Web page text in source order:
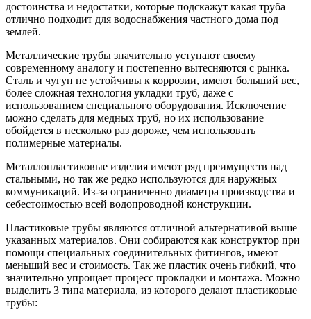
достоинства и недостатки, которые подскажут какая труба
отлично подходит для водоснабжения частного дома под
землей.
Металлические трубы значительно уступают своему
современному аналогу и постепенно вытесняются с рынка.
Сталь и чугун не устойчивы к коррозии, имеют больший вес,
более сложная технология укладки труб, даже с
использованием специального оборудования. Исключение
можно сделать для медных труб, но их использование
обойдется в несколько раз дороже, чем использовать
полимерные материалы.
Металлопластиковые изделия имеют ряд преимуществ над
стальными, но так же редко используются для наружных
коммуникаций. Из-за ограниченно диаметра производства и
себестоимостью всей водопроводной конструкции.
Пластиковые трубы являются отличной альтернативой выше
указанных материалов. Они собираются как конструктор при
помощи специальных соединительных фитингов, имеют
меньший вес и стоимость. Так же пластик очень гибкий, что
значительно упрощает процесс прокладки и монтажа. Можно
выделить 3 типа материала, из которого делают пластиковые
трубы: